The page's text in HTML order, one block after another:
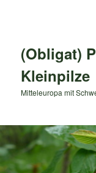
(Obligat)
Kleinpilze
Mitteleuropa mit